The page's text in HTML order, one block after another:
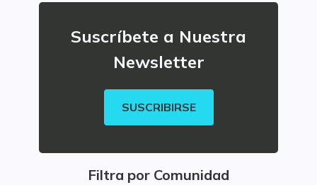
Suscríbete a Nuestra
Newsletter
SUSCRIBIRSE
Filtra por Comunidad